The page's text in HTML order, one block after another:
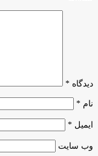
دیدگاه *
نام *
ایمیل *
وب‌ سایت